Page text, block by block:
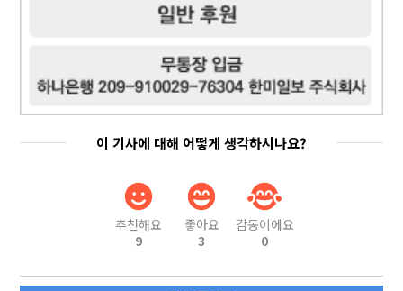
이 기사에 대해 어떻게 생각하시나요?
추천해요
9
좋아요
3
감동이에요
0